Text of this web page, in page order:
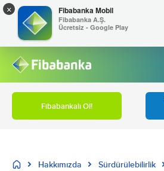
Fibabankalı Ol!
Hakkımızda Sürdürülebilirlik
× Fibabanka Mobil
Fibabanka A.Ş.
Ücretsiz - Google Play